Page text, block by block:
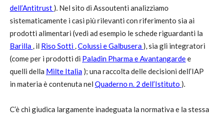
dell’Antitrust ). Nel sito di Assoutenti analizziamo
sistematicamente i casi più rilevanti con riferimento sia ai
prodotti alimentari (vedi ad esempio le schede riguardanti la
Barilla , il Riso Sotti ,Colussi e Galbusera ), sia gli integratori
(come per i prodotti di Paladin Pharma e Avantangardee
quelli della Milte Italia ); una raccolta delle decisioni dell’IAP
in materia è contenuta nel Quaderno n. 2 dell’Istituto ).
C’è chi giudica largamente inadeguata la normativa e la stessa